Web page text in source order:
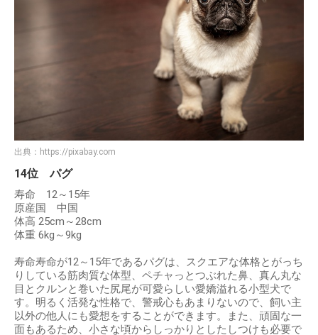
出典： https://pixabay.com
14位 パグ
寿命 12～15年
原産国 中国
体高 25cm～28cm
体重 6kg～9kg
寿命寿命が12～15年であるパグは、スクエアな体格とがっち
りしている筋肉質な体型、ペチャっとつぶれた鼻、真ん丸な
目とクルンと巻いた尻尾が可愛らしい愛嬌溢れる小型犬で
す。明るく活発な性格で、警戒心もあまりないので、飼い主
以外の他人にも愛想をすることができます。また、頑固な一
面もあるため、小さな頃からしっかりとしたしつけも必要で